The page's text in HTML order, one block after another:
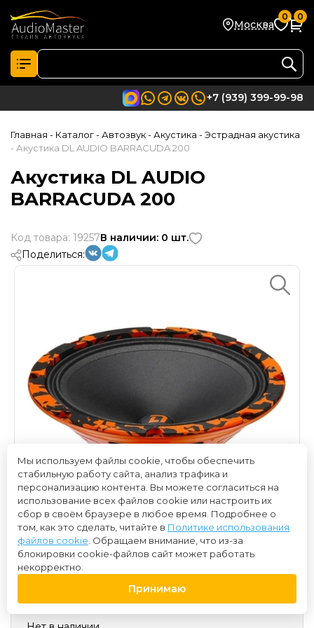
Москва
0 0
+7 (939) 399-99-98
Главная - Каталог- Автозвук- Акустика - Эстрадная акустика
- Акустика DL AUDIO BARRACUDA 200
Акустика DL AUDIO
BARRACUDA 200
Код товара: 19257В наличии: 0 шт.
Поделиться:
2 800 ₽
Мы используем файлы cookie, чтобы обеспечить
стабильную работу сайта, анализ трафика и
персонализацию контента. Вы можете согласиться на
использование всех файлов cookie или настроить их
сбор в своём браузере в любое время. Подробнее о
том, как это сделать, читайте в Политике использования
файлов cookie . Обращаем внимание, что из-за
блокировки cookie-файлов сайт может работать
некорректно.
Принимаю